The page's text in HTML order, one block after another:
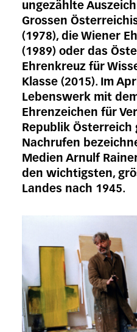
ungezählte
Grossen
(1978), die Wiener
(1989) oder das
Ehrenkreuz für
Klasse (2015). Im
Lebenswerk mit
Ehrenzeichen für
Republik
Nachrufen
Medien Arnulf
den wichtigsten,
Landes nach 1945.